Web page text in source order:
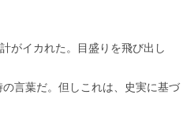
がイカれた。目盛りを飛び出し
言葉だ。但しこれは、史実に基づ